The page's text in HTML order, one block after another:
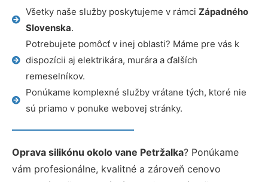
Všetky naše služby poskytujeme v rámci Západného
Slovenska.
Potrebujete pomôcť v inej oblasti? Máme pre vás k
dispozícii aj elektrikára, murára a ďalších
remeselníkov.
Ponúkame komplexné služby vrátane tých, ktoré nie
sú priamo v ponuke webovej stránky.
Oprava silikónu okolo vane Petržalka? Ponúkame
vám profesionálne, kvalitné a zároveň cenovo